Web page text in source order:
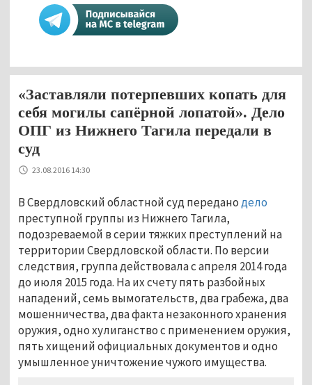
«Заставляли потерпевших копать для
себя могилы сапёрной лопатой». Дело
ОПГ из Нижнего Тагила передали в
суд
23.08.2016 14:30
В Свердловский областной суд переданодело
преступной группы из Нижнего Тагила,
подозреваемой в серии тяжких преступлений на
территории Свердловской области. По версии
следствия, группа действовала с апреля 2014 года
до июля 2015 года. На их счету пять разбойных
нападений, семь вымогательств, два грабежа, два
мошенничества, два факта незаконного хранения
оружия, одно хулиганство с применением оружия,
пять хищений официальных документов и одно
умышленное уничтожение чужого имущества.